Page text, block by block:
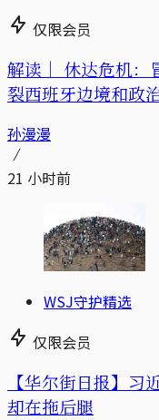
仅限会员
解读｜ 休达危机：
裂西班牙边境和政治
孙漫漫
21 小时前
WSJ守护精选
仅限会员
【华尔街日报】
却在拖后腿